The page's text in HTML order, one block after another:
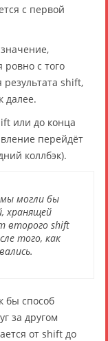
с первой
с того
результата shift,
далее.
или до конца
перейдёт
коллбэк).
могли бы
хранящей
второго shift
того, как
бы способ
за другом
от shift до